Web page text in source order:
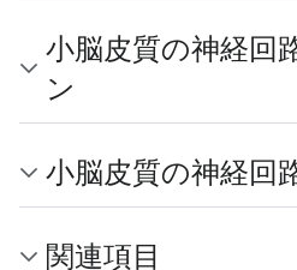
小脳皮質の神経回
ン
小脳皮質の神経回
関連項目